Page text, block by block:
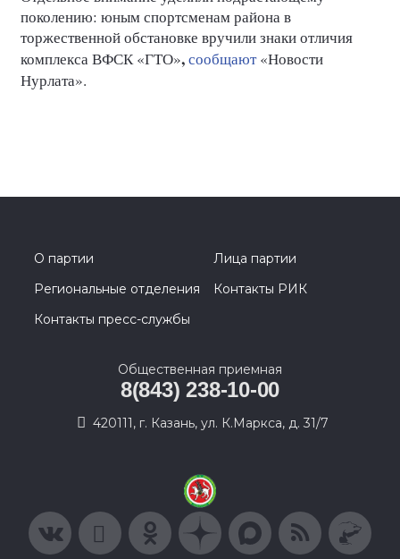
поколению: юным спортсменам района в
торжественной обстановке вручили знаки отличия
комплексаВФСК «ГТО»,сообщают«Новости
Нурлата».
О партии
Лица партии
Региональные отделения
Контакты РИК
Контакты пресс-службы
Общественная приемная
8(843) 238-10-00
420111, г. Казань, ул. К.Маркса, д. 31/7